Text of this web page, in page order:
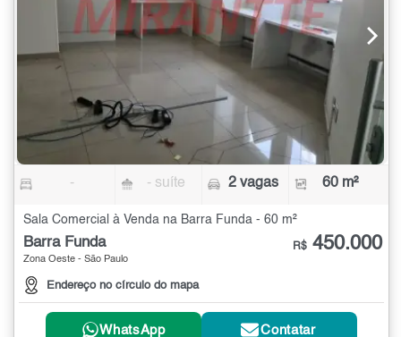
- - suíte 2 vagas 60 m²
Sala Comercial à Venda na Barra Funda - 60 m²
Barra Funda
Zona Oeste - São Paulo
Endereço no círculo do mapa
R$ 450.000
WhatsApp Contatar